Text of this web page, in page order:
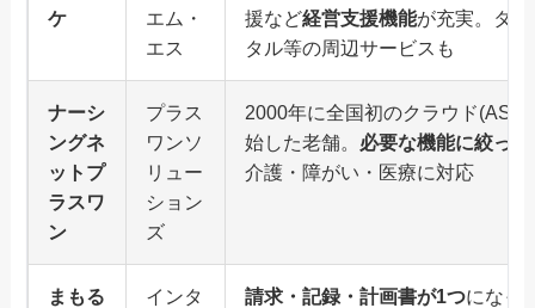
ケ
エム・
エス
援など経営支援機能が充実。タ
タル等の周辺サービスも
ナーシ
ングネ
ットプ
ラスワ
ン
プラス
ワンソ
リュー
ション
ズ
2000年に全国初のクラウド
始した老舗。 必要な機能に絞っ
介護・障がい・医療に対応
まもる
インタ
請求・記録・計画書が1つになっ